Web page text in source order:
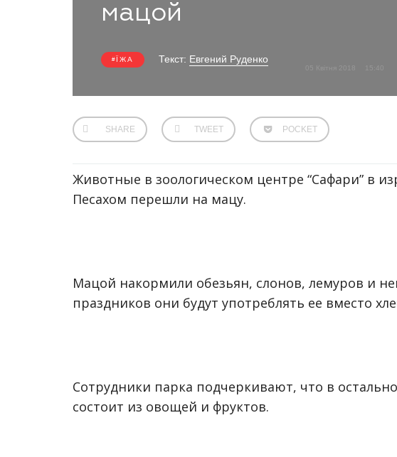
мацой
ЇЖА Текст: Евгений Руденко
SHARE TWEET POCKET
Животные в зоологическом центре “Сафари” в
Песахом перешли на мацу.
Мацой накормили обезьян, слонов, лемуров и
праздников они будут употреблять ее вместо
Сотрудники парка подчеркивают, что в
состоит из овощей и фруктов.